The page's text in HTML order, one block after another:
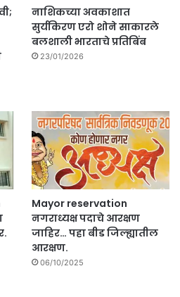
नाशिकच्या अवकाशात
सुर्यकिरण एरो शोने साकारले
बलशाली भारताचे प्रतिबिंब
23/01/2026
Mayor reservation
नगराध्यक्ष पदाचे आरक्षण
जाहिर… पहा बीड जिल्ह्यातील
आरक्षण.
06/10/2025